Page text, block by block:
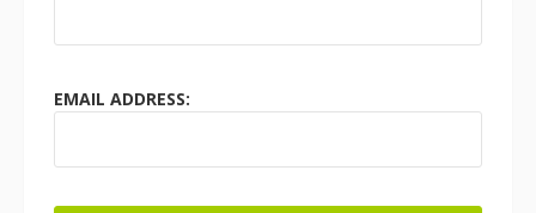
EMAIL ADDRESS: